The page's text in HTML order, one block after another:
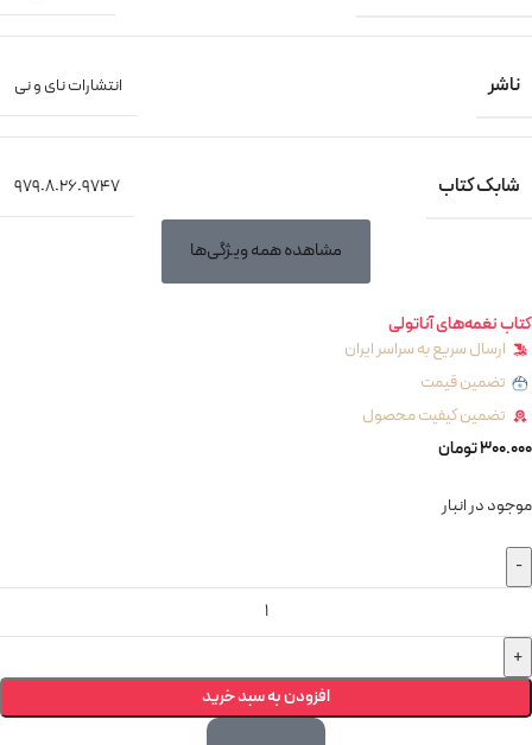
ناشر انتشارات نای و نی
شابک کتاب ۹۷۹٠۸٠۲۶٠۹۷۴۷
مشاهده همه ویژگی‌ها
کتاب نغمه‌های آناتولی
ارسال سریع به سراسر ایران
تضمین قیمت
تضمین کیفیت محصول
300.000تومان
موجود در انبار
افزودن به سبد خرید